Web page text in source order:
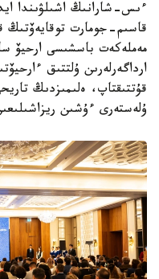
ءىس-شارانىڭ اشىلۋىندا
قاسىم-جومارت توقايەۆتىڭ
مەملەكەت باسشىسى ارحيۆ
قۇتتىقتاپ، ەلىمىزدىڭ
ۇلەستەرى ءۇشىن